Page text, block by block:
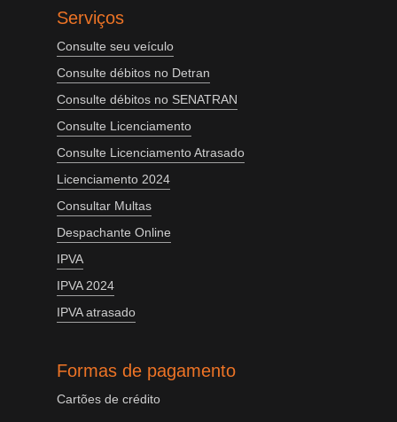
Serviços
Consulte seu veículo
Consulte débitos no Detran
Consulte débitos no SENATRAN
Consulte Licenciamento
Consulte Licenciamento Atrasado
Licenciamento 2024
Consultar Multas
Despachante Online
IPVA
IPVA 2024
IPVA atrasado
Formas de pagamento
Cartões de crédito